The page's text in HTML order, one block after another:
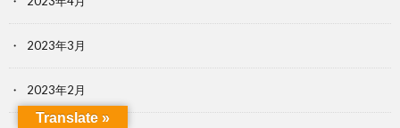
2023年3月
2023年2月
Translate »